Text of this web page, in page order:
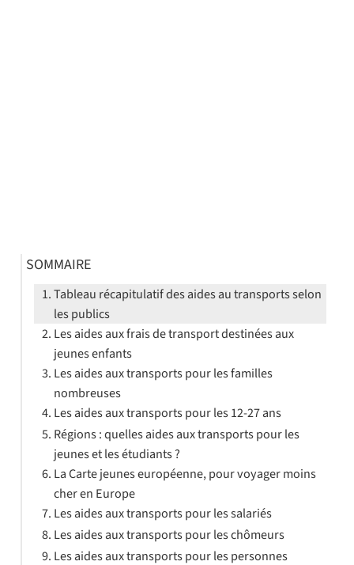
SOMMAIRE
Tableau récapitulatif des aides au transports selon
les publics
Les aides aux frais de transport destinées aux
jeunes enfants
Les aides aux transports pour les familles
nombreuses
Les aides aux transports pour les 12-27 ans
Régions : quelles aides aux transports pour les
jeunes et les étudiants ?
La Carte jeunes européenne, pour voyager moins
cher en Europe
Les aides aux transports pour les salariés
Les aides aux transports pour les chômeurs
Les aides aux transports pour les personnes